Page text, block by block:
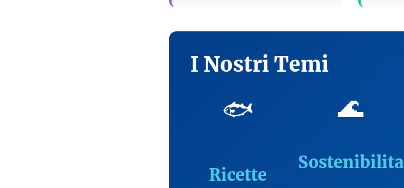
I Nostri Temi
🐟
Ricette
🌊
Sostenibilita